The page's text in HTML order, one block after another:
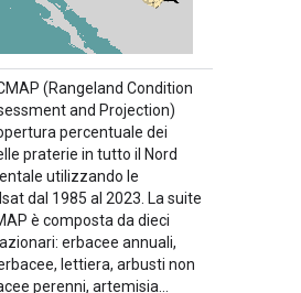
(Rangeland Condition
and Projection)
percentuale dei
praterie in tutto il Nord
utilizzando le
dal 1985 al 2023. La suite
è composta da dieci
erbacee annuali,
lettiera, arbusti non
perenni, artemisia…